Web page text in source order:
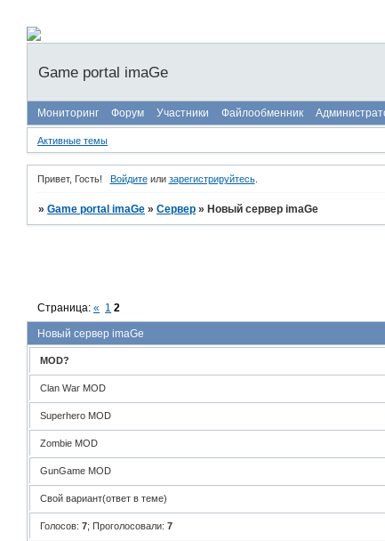
Game portal imaGe
Мониторинг Форум Участники Файлообменник
Активные темы
Привет, Гость! Войдитеили зарегистрируйтесь.
»Game portal imaGe »Сервер » Новый сервер imaGe
Новый сервер imaGe
Страница:« 1 2
MOD?
Clan War MOD
Superhero MOD
Zombie MOD
GunGame MOD
Свой вариант(ответ в теме)
Голосов: 7; Проголосовали: 7